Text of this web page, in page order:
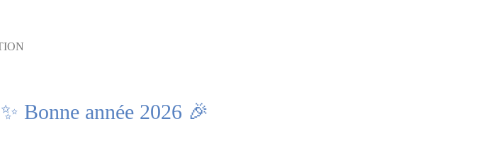
✨ Bonne année 2026 🎉